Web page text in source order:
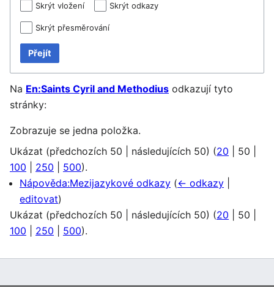
Skrýt vložení Skrýt odkazy
Skrýt přesměrování
Přejít
Na En:Saints Cyril and Methodius odkazují tyto
stránky:
Zobrazuje se jedna položka.
Ukázat (předchozích 50 následujících 50) (20 50
100
250 500).
Nápověda:Mezijazykové odkazy (← odkazy
editovat)
Ukázat (předchozích 50 následujících 50) (20 50
100
250 500).